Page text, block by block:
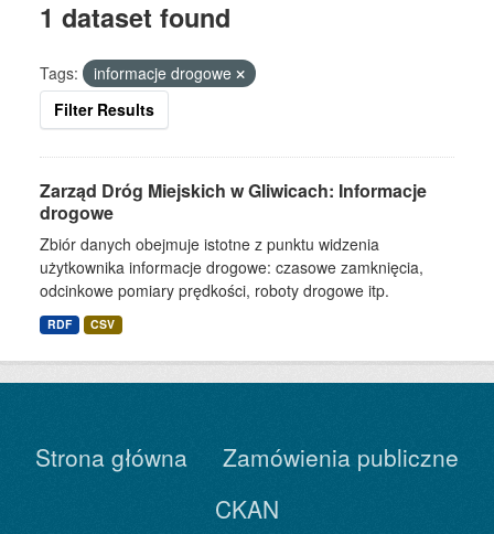
1 dataset found
Tags:
informacje drogowe
Filter Results
Zarząd Dróg Miejskich w Gliwicach: Informacje
drogowe
Zbiór danych obejmuje istotne z punktu widzenia
użytkownika informacje drogowe: czasowe zamknięcia,
odcinkowe pomiary prędkości, roboty drogowe itp.
RDF CSV
Strona główna
Zamówienia publiczne
CKAN